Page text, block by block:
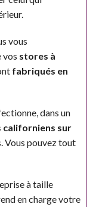
vous
vos stores à
fabriqués en
dans un
californiens sur
Vous pouvez tout
à taille
en charge votre